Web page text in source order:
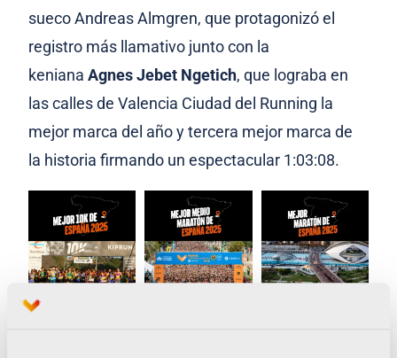
sueco Andreas Almgren, que protagonizó el
registro más llamativo junto con la
kenianaAgnes Jebet Ngetich, que lograba en
las calles de Valencia Ciudad del Running la
mejor marca del año y tercera mejor marca de
la historia firmando un espectacular 1:03:08.